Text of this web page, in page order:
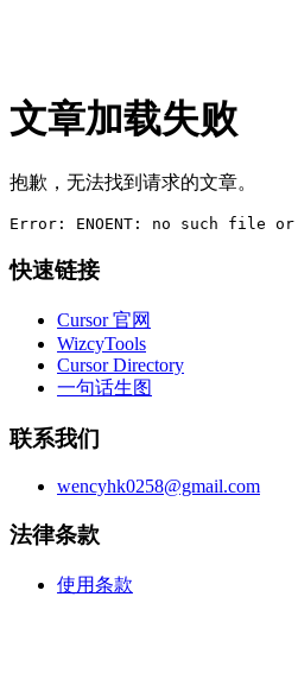
文章加载失败
抱歉，无法找到请求的文章。
Error: ENOENT: no such file
快速链接
Cursor 官网
WizcyTools
Cursor Directory
一句话生图
联系我们
wencyhk0258@gmail.com
法律条款
使用条款